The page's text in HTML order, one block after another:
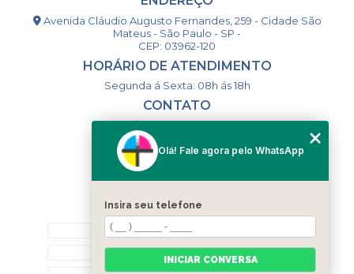
Avenida Cláudio Augusto Fernandes, 259 - Cidade São
Mateus - São Paulo - SP -
CEP: 03962-120
HORÁRIO DE ATENDIMENTO
Segunda á Sexta: 08h ás 18h
CONTATO
(11) 98993-9556
togsm1@gmail.com
MENU
HOME
Olá! Fale agora pelo WhatsApp
Insira seu telefone
INICIAR CONVERSA